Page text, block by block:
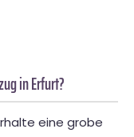
in Erfurt?
eine grobe